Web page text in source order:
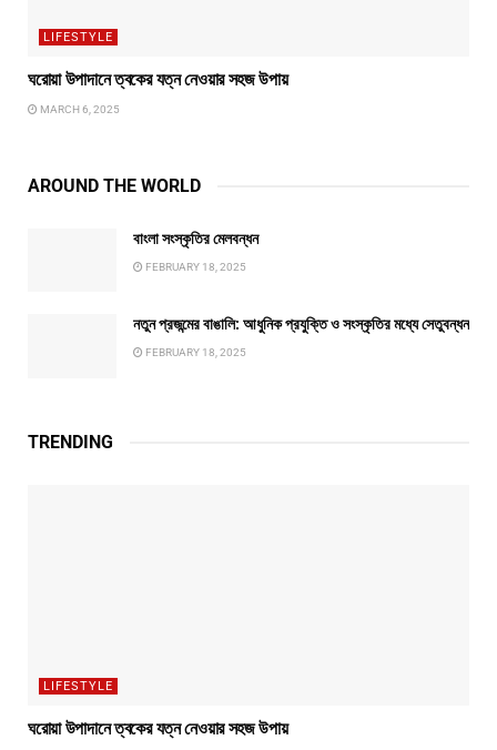
LIFESTYLE
ঘরোয়া উপাদানে ত্বকের যত্ন নেওয়ার সহজ উপায়
MARCH 6, 2025
AROUND THE WORLD
বাংলা সংস্কৃতির মেলবন্ধন
FEBRUARY 18, 2025
নতুন প্রজন্মের বাঙালি: আধুনিক প্রযুক্তি ও সংস্কৃতির মধ্যে সেতুবন্ধন
FEBRUARY 18, 2025
TRENDING
LIFESTYLE
ঘরোয়া উপাদানে ত্বকের যত্ন নেওয়ার সহজ উপায়